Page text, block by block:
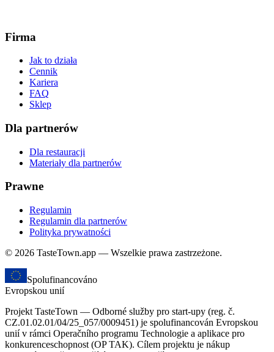
Firma
Jak to działa
Cennik
Kariera
FAQ
Sklep
Dla partnerów
Dla restauracji
Materiały dla partnerów
Prawne
Regulamin
Regulamin dla partnerów
Polityka prywatności
© 2026 TasteTown.app — Wszelkie prawa zastrzeżone.
Spolufinancováno
Evropskou unií
Projekt TasteTown — Odborné služby pro start-upy (reg. č.
CZ.01.02.01/04/25_057/0009451) je spolufinancován Evropskou
unií v rámci Operačního programu Technologie a aplikace pro
konkurenceschopnost (OP TAK). Cílem projektu je nákup